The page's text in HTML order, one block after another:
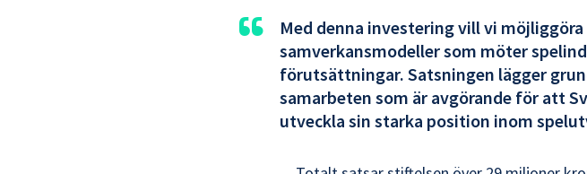
“
Med denna investering vill vi
samverkansmodeller som möter
förutsättningar. Satsningen lägger
samarbeten som är avgörande för att
utveckla sin starka position inom